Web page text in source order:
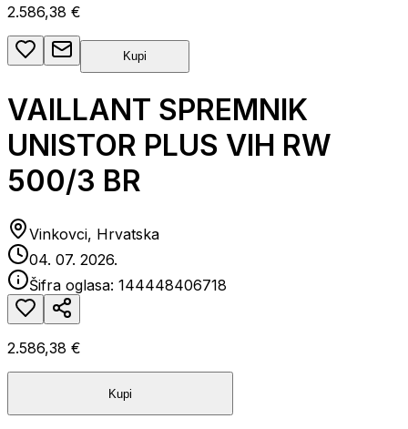
2.586,38 €
Kupi
VAILLANT SPREMNIK
UNISTOR PLUS VIH RW
500/3 BR
Vinkovci, Hrvatska
04. 07. 2026.
Šifra oglasa: 144448406718
2.586,38 €
Kupi